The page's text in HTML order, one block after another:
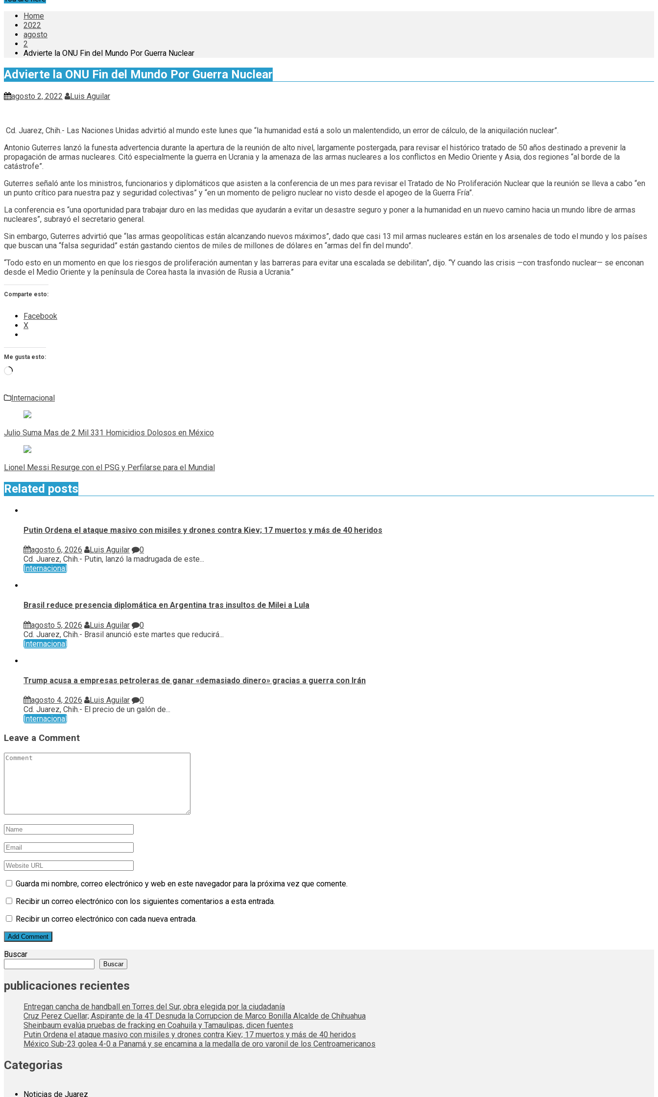
Home
2022
agosto
2
Advierte la ONU Fin del Mundo Por Guerra Nuclear
Advierte la ONU Fin del Mundo Por Guerra Nuclear
agosto 2, 2022 Luis Aguilar
Cd. Juarez, Chih.- Las Naciones Unidas advirtió al mundo este lunes que “la humanidad está a solo un malentendido, un error de cálculo, de la aniquilación nuclear”.
Antonio Guterres lanzó la funesta advertencia durante la apertura de la reunión de alto nivel, largamente postergada, para revisar el histórico tratado de 50 años destinado a prevenir la
propagación de armas nucleares. Citó especialmente la guerra en Ucrania y la amenaza de las armas nucleares a los conflictos en Medio Oriente y Asia, dos regiones “al borde de la
catástrofe”.
Guterres señaló ante los ministros, funcionarios y diplomáticos que asisten a la conferencia de un mes para revisar el Tratado de No Proliferación Nuclear que la reunión se lleva a cabo “en
un punto crítico para nuestra paz y seguridad colectivas” y “en un momento de peligro nuclear no visto desde el apogeo de la Guerra Fría”.
La conferencia es “una oportunidad para trabajar duro en las medidas que ayudarán a evitar un desastre seguro y poner a la humanidad en un nuevo camino hacia un mundo libre de armas
nucleares”, subrayó el secretario general.
Sin embargo, Guterres advirtió que “las armas geopolíticas están alcanzando nuevos máximos”, dado que casi 13 mil armas nucleares están en los arsenales de todo el mundo y los países
que buscan una “falsa seguridad” están gastando cientos de miles de millones de dólares en “armas del fin del mundo”.
“Todo esto en un momento en que los riesgos de proliferación aumentan y las barreras para evitar una escalada se debilitan”, dijo. “Y cuando las crisis —con trasfondo nuclear— se enconan
desde el Medio Oriente y la península de Corea hasta la invasión de Rusia a Ucrania.”
Comparte esto:
Facebook
X
Me gusta esto:
Cargando...
Internacional
Navegación
de
entradas
Julio Suma Mas de 2 Mil 331 Homicidios Dolosos en México
Lionel Messi Resurge con el PSG y Perfilarse para el Mundial
Related posts
Putin Ordena el ataque masivo con misiles y drones contra Kiev; 17 muertos y más de 40 heridos
agosto 6, 2026 Luis Aguilar
0
Cd. Juarez, Chih.- Putin, lanzó la madrugada de este...
Internacional
Brasil reduce presencia diplomática en Argentina tras insultos de Milei a Lula
agosto 5, 2026 Luis Aguilar
0
Cd. Juarez, Chih.- Brasil anunció este martes que reducirá...
Internacional
Trump acusa a empresas petroleras de ganar «demasiado dinero» gracias a guerra con Irán
agosto 4, 2026 Luis Aguilar
0
Cd. Juarez, Chih.- El precio de un galón de...
Internacional
Leave a Comment
Guarda mi nombre, correo electrónico y web en este navegador para la próxima vez que comente.
Recibir un correo electrónico con los siguientes comentarios a esta entrada.
Recibir un correo electrónico con cada nueva entrada.
Buscar
Buscar
publicaciones recientes
Entregan cancha de handball en Torres del Sur, obra elegida por la ciudadanía
Cruz Perez Cuellar; Aspirante de la 4T Desnuda la Corrupcion de Marco Bonilla Alcalde de Chihuahua
Sheinbaum evalúa pruebas de fracking en Coahuila y Tamaulipas, dicen fuentes
Putin Ordena el ataque masivo con misiles y drones contra Kiev; 17 muertos y más de 40 heridos
México Sub-23 golea 4-0 a Panamá y se encamina a la medalla de oro varonil de los Centroamericanos
Categorias
Noticias de Juarez